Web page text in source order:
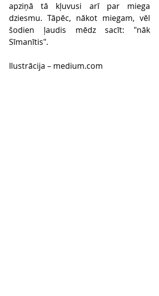
apziņā tā kļuvusi arī par miega
dziesmu. Tāpēc, nākot miegam, vēl
šodien ļaudis mēdz sacīt: "nāk
Sīmanītis".
Ilustrācija – medium.com